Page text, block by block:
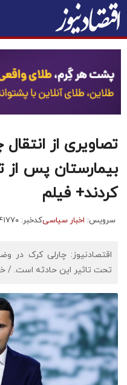
تصاویری از
بیمارستان پس
کردند+ فیلم
سرویس: اخبار سیاسیکدخبر: ۷۴۱۷۷۰
اقتصادنیوز: چارلی کرک در
تحت تاثیر این حادثه است. /